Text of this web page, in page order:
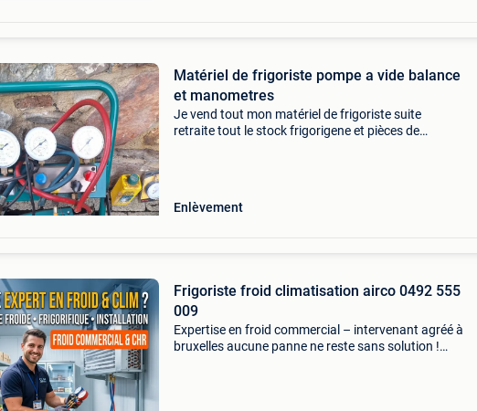
Matériel de frigoriste pompe a vide balance
et manometres
Je vend tout mon matériel de frigoriste suite
retraite tout le stock frigorigene et pièces de
Enlèvement
Frigoriste froid climatisation airco 0492 555
009
Expertise en froid commercial – intervenant agréé à
bruxelles aucune panne ne reste sans solution !